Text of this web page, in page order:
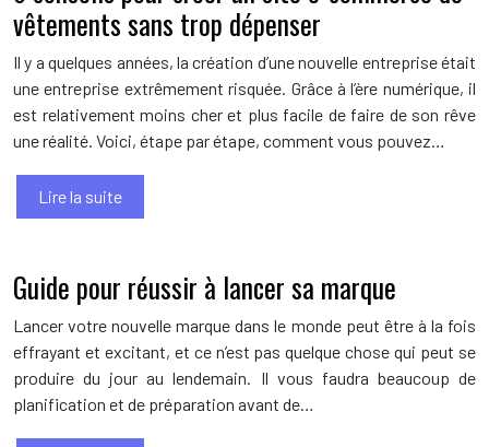
vêtements sans trop dépenser
Il y a quelques années, la création d’une nouvelle entreprise était
une entreprise extrêmement risquée. Grâce à l’ère numérique, il
est relativement moins cher et plus facile de faire de son rêve
une réalité. Voici, étape par étape, comment vous pouvez…
Lire la suite
Guide pour réussir à lancer sa marque
Lancer votre nouvelle marque dans le monde peut être à la fois
effrayant et excitant, et ce n’est pas quelque chose qui peut se
produire du jour au lendemain. Il vous faudra beaucoup de
planification et de préparation avant de…